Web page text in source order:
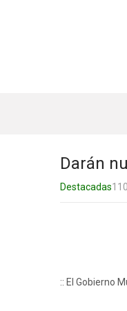
Darán
Destacadas
:: El Gobierno